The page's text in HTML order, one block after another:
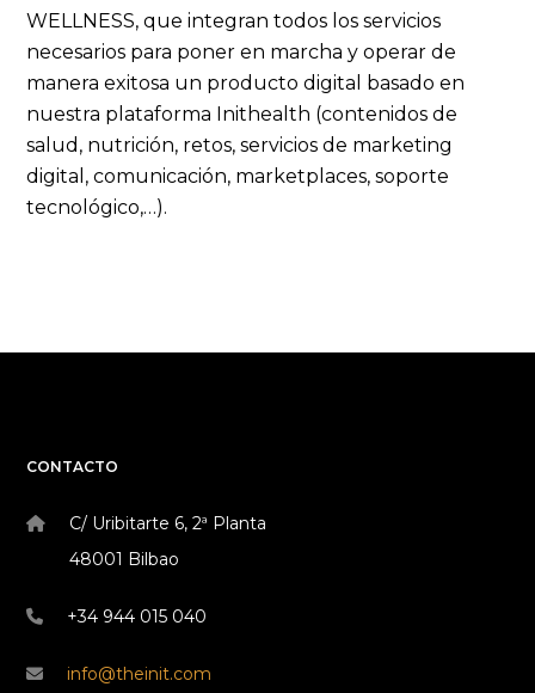
WELLNESS, que integran todos los servicios
necesarios para poner en marcha y operar de
manera exitosa un producto digital basado en
nuestra plataforma Inithealth (contenidos de
salud, nutrición, retos, servicios de marketing
digital, comunicación, marketplaces, soporte
tecnológico,…).
CONTACTO
C/ Uribitarte 6, 2ª Planta
48001 Bilbao
+34 944 015 040
info@theinit.com